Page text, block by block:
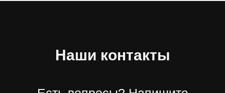
Наши контакты